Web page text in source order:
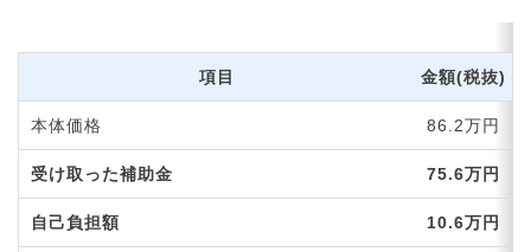
項目 金額(税抜)
本体価格 86.2万円
受け取った補助金 75.6万円
自己負担額 10.6万円